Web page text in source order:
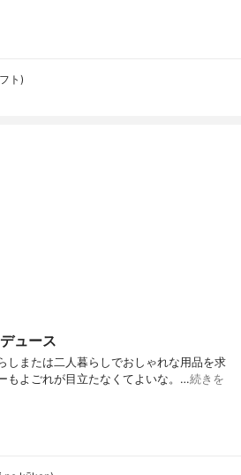
ト)
ュース
しまたは二人暮らしでおしゃれな用品を求
もよごれが目立たなくてよいな。…続きを